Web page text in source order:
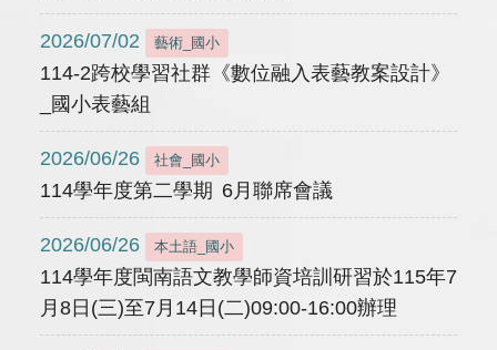
2026/07/02 藝術_國小
114-2跨校學習社群《數位融入表藝教案設計》
_國小表藝組
2026/06/26 社會_國小
114學年度第二學期 6月聯席會議
2026/06/26 本土語_國小
114學年度閩南語文教學師資培訓研習於115年7
月8日(三)至7月14日(二)09:00-16:00辦理